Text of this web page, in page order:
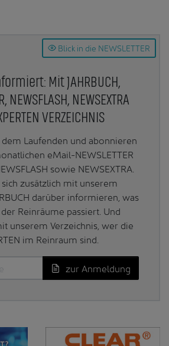
Blick in die NEWSLETTER
Mit JAHRBUCH,
NEWSFLASH, NEWSEXTRA
VERZEICHNIS
Laufenden und abonnieren
eMail-NEWSLETTER
sowie NEWSEXTRA.
sich zusätzlich mit unserem
darüber informieren, was
Reinräume passiert. Und
unserem Verzeichnis, wer die
im Reinraum sind.
zur Anmeldung